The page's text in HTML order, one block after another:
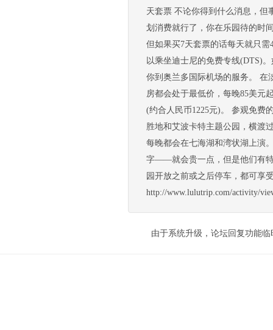
天套票 不论你得到什么消息，但
划消费就行了，你在乐园待的时
但如果买7天套票的话每天就只
以乘坐迪士尼的免费专线(DTS)
你到奥兰多国际机场的服务。 在
房都会处于最低价，每晚85美元
(约合人民币1225元)。 参观免费
胜地和艾波卡特主题公园，横渡
每晚都会在七海湖和湾状湖上演
字——就会贵一点，但是他们有特
园开放之前或之后停车，都可享
http://www.lulutrip.com/activity/
由于系统升级，论坛回复功能临